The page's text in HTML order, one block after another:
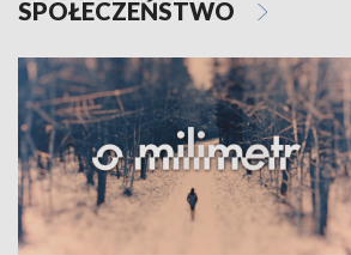
SPOŁECZEŃSTWO